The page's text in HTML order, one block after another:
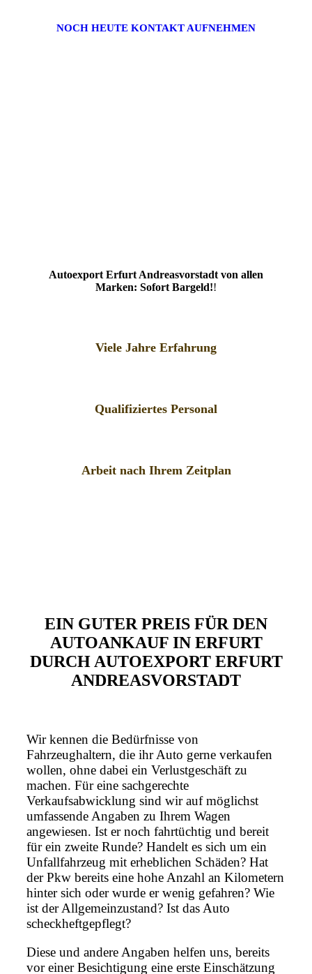
NOCH HEUTE KONTAKT AUFNEHMEN
Autoexport Erfurt Andreasvorstadt von allen
Marken: Sofort Bargeld!!
Viele Jahre Erfahrung
Qualifiziertes Personal
Arbeit nach Ihrem Zeitplan
EIN GUTER PREIS FÜR DEN
AUTOANKAUF IN ERFURT
DURCH AUTOEXPORT ERFURT
ANDREASVORSTADT
Wir kennen die Bedürfnisse von
Fahrzeughaltern, die ihr Auto gerne verkaufen
wollen, ohne dabei ein Verlustgeschäft zu
machen. Für eine sachgerechte
Verkaufsabwicklung sind wir auf möglichst
umfassende Angaben zu Ihrem Wagen
angewiesen. Ist er noch fahrtüchtig und bereit
für ein zweite Runde? Handelt es sich um ein
Unfallfahrzeug mit erheblichen Schäden? Hat
der Pkw bereits eine hohe Anzahl an Kilometern
hinter sich oder wurde er wenig gefahren? Wie
ist der Allgemeinzustand? Ist das Auto
scheckheftgepflegt?
Diese und andere Angaben helfen uns, bereits
vor einer Besichtigung eine erste Einschätzung